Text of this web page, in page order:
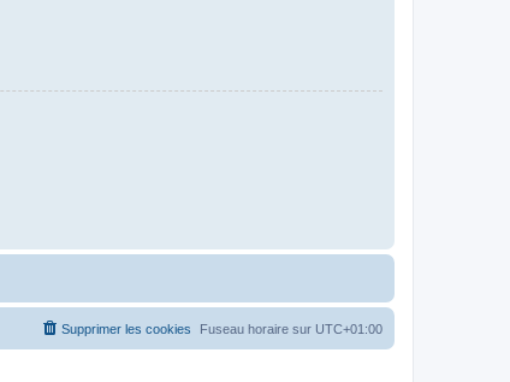
Fuseau horaire sur UTC+01:00
Supprimer les cookies